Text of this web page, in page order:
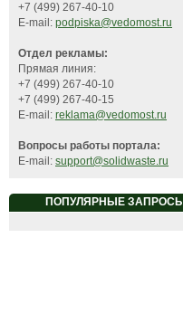
+7 (499) 267-40-10
E-mail: podpiska@vedomost.ru
Отдел рекламы:
Прямая линия:
+7 (499) 267-40-10
+7 (499) 267-40-15
E-mail: reklama@vedomost.ru
Вопросы работы портала:
E-mail: support@solidwaste.ru
ПОПУЛЯРНЫЕ ЗАПРОСЫ